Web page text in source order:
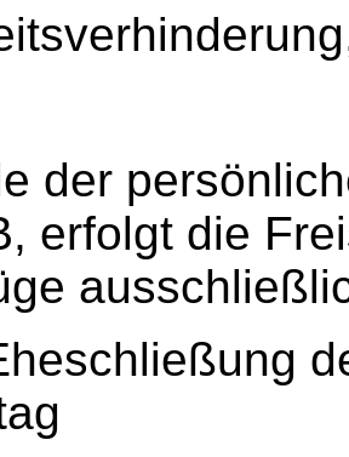
der
erfolgt die